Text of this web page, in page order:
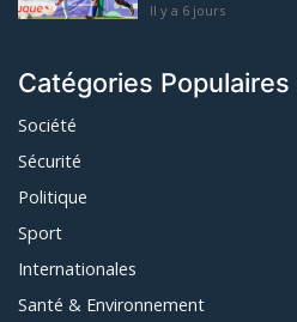
Il y a 6 jours
Catégories Populaires
Société
Sécurité
Politique
Sport
Internationales
Santé & Environnement